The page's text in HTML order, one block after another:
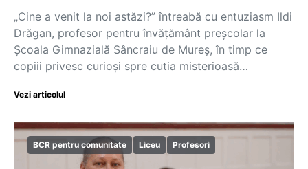
„Cine a venit la noi astăzi?” întreabă cu entuziasm Ildi
Drăgan, profesor pentru învățământ preșcolar la
Școala Gimnazială Sâncraiu de Mureș, în timp ce
copiii privesc curioși spre cutia misterioasă…
Vezi articolul
BCR pentru comunitate Liceu Profesori